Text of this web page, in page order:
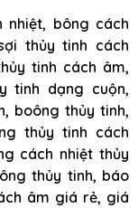
nhiệt, bông cách
thủy tinh cách
tinh cách âm,
tinh dạng cuộn,
boông thủy tinh,
thủy tinh cách
cách nhiệt thủy
thủy tinh, báo
âm giá rẻ, giá